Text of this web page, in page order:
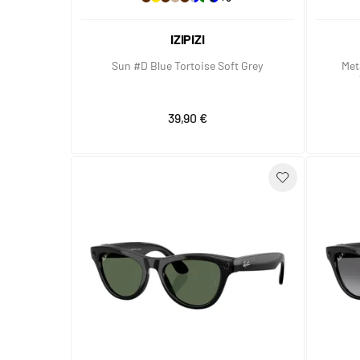
IZIPIZI
Sun #D Blue Tortoise Soft Grey
39,90 €